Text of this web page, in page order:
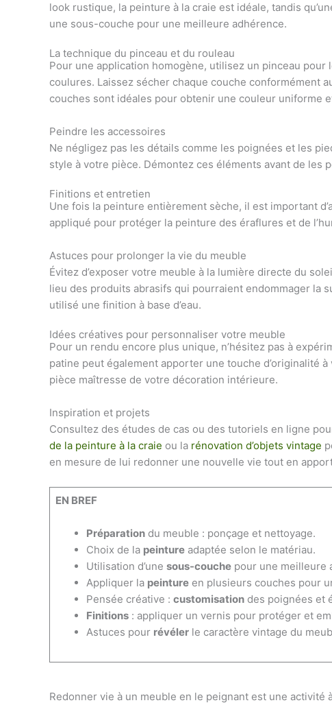
look rustique, la peinture à la craie est idéale, tandis
une sous-couche pour une meilleure adhérence.
La technique du pinceau et du rouleau
Pour une application homogène, utilisez un pinceau
coulures. Laissez sécher chaque couche conformément
couches sont idéales pour obtenir une couleur uniforme
Peindre les accessoires
Ne négligez pas les détails comme les poignées et les
style à votre pièce. Démontez ces éléments avant de
Finitions et entretien
Une fois la peinture entièrement sèche, il est important
appliqué pour protéger la peinture des éraflures et de
Astuces pour prolonger la vie du meuble
Évitez d’exposer votre meuble à la lumière directe du
lieu des produits abrasifs qui pourraient endommager la
utilisé une finition à base d’eau.
Idées créatives pour personnaliser votre meuble
Pour un rendu encore plus unique, n’hésitez pas à
patine peut également apporter une touche d’originalité
pièce maîtresse de votre décoration intérieure.
Inspiration et projets
Consultez des études de cas ou des tutoriels en ligne
de la peinture à la craie ou la rénovation d’objets vintage
en mesure de lui redonner une nouvelle vie tout en
EN BREF
Préparationdu meuble : ponçage et nettoyage.
Choix de la peintureadaptée selon le matériau.
Utilisation d’une sous-couchepour une meilleure
Appliquer la peintureen plusieurs couches pour
Pensée créative : customisationdes poignées et
Finitions: appliquer un vernis pour protéger et
Astuces pour révélerle caractère vintage du
Redonner vie à un meuble en le peignant est une